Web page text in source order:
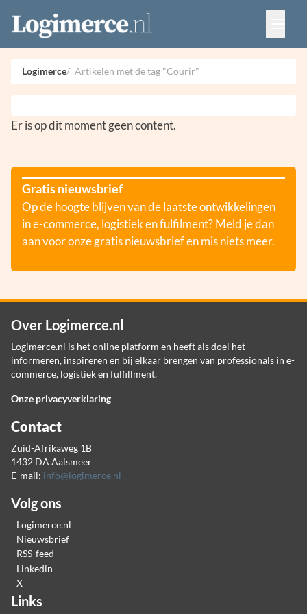
Vacatures
Events
Adverteren
Partners
Logimerce Artikelen met de tag "Courir"
Er is op dit moment geen content.
Gratis nieuwsbrief
Op de hoogte blijven van de laatste ontwikkelingen
in e-commerce, logistiek en fulfilment? Meld je dan
aan voor onze gratis nieuwsbrief en mis niets meer.
Over Logimerce.nl
Logimerce.nl is het online platform en heeft als doel het
informeren, inspireren en bij elkaar brengen van professionals in e-
commerce, logistiek en fulfillment.
Onze privacyverklaring
Contact
Zuid-Afrikaweg 1B
1432 DA Aalsmeer
E-mail: info@logimerce.nl
Volg ons
Logimerce.nl
Nieuwsbrief
RSS-feed
Linkedin
X
Links